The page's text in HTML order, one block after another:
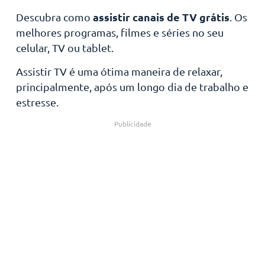
Descubra como assistir canais de TV grátis . Os
melhores programas, filmes e séries no seu
celular, TV ou tablet.
Assistir TV é uma ótima maneira de relaxar,
principalmente, após um longo dia de trabalho e
estresse.
Publicidade